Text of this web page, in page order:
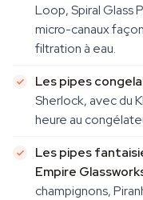
Loop, Spiral Glass
micro-canaux
filtration à eau.
Les pipes
Sherlock, avec du
heure au
Les pipes
Empire
champignons,